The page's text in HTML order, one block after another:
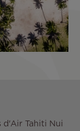
d'Air Tahiti Nui